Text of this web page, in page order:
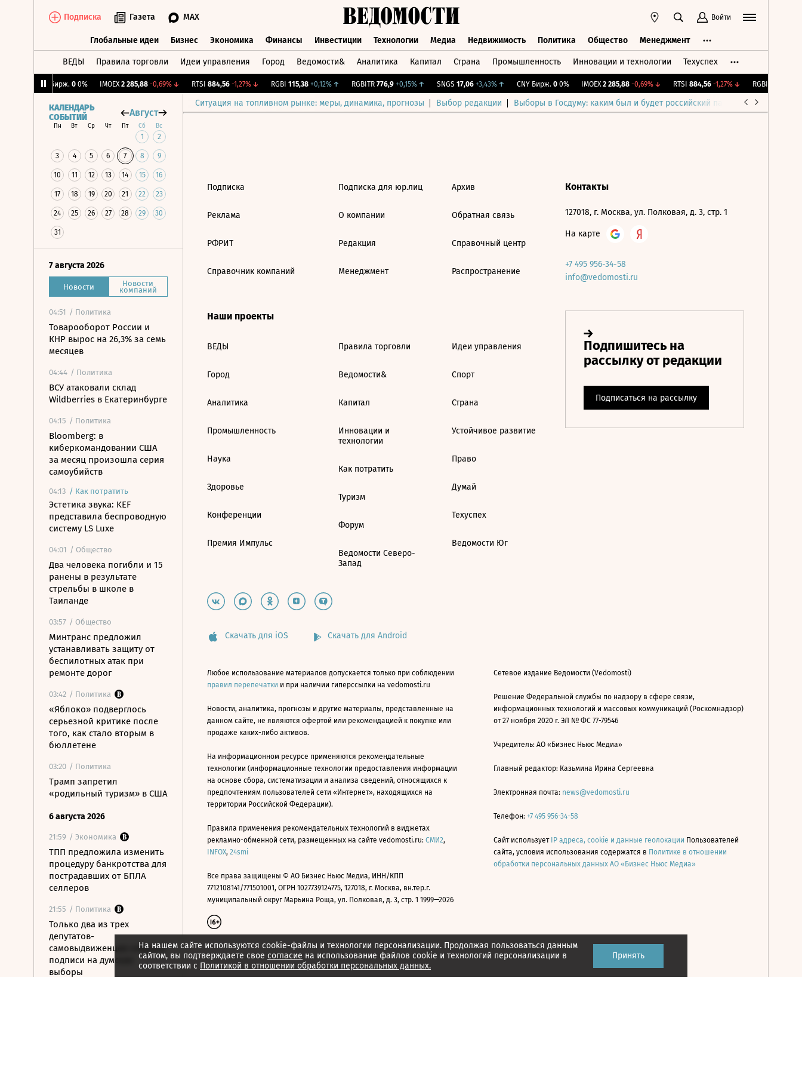
Подписка Газета MAX Войти
Глобальные идеи Бизнес Экономика Финансы Инвестиции Технологии Медиа Недвижимость Политика Общество Менеджмент
ВЕДЫ Правила торговли Идеи управления Город Ведомости& Аналитика Капитал Страна Промышленность Инновации и технологии Техуспех
CNY Бирж. 0 0% IMOEX 2 285,88 -0,69%↓ RTSI 884,56 -1,27%↓ RGBI 115,38 +0,12%↑ RGBITR 776,9 +0,15%↑ SNGS 17,06 +3,43%↑ CNY Бирж. 0 0% IMOEX 2 285,88 -0,69%↓ RTSI 884,56 -1,27%↓ RGBI 115,38
Ситуация на топливном рынке: меры, динамика, прогнозы Выбор редакции Выборы в Госдуму: каким был и будет российский парламент
КАЛЕНДАРЬ
СОБЫТИЙ
Август
Пн Вт Ср Чт Пт Сб Вс
1 2
3 4 5 6 7 8 9
10 11 12 13 14 15 16
17 18 19 20 21 22 23
24 25 26 27 28 29 30
31
7 августа 2026
Новости Новости
компаний
04:51 / Политика
Товарооборот России и
КНР вырос на 26,3% за семь
месяцев
04:44 / Политика
ВСУ атаковали склад
Wildberries в Екатеринбурге
04:15 / Политика
Bloomberg: в
киберкомандовании США
за месяц произошла серия
самоубийств
04:13 / Как потратить
Эстетика звука: KEF
представила беспроводную
систему LS Luxe
04:01 / Общество
Два человека погибли и 15
ранены в результате
стрельбы в школе в
Таиланде
03:57 / Общество
Минтранс предложил
устанавливать защиту от
беспилотных атак при
ремонте дорог
03:42 / Политика
«Яблоко» подверглось
серьезной критике после
того, как стало вторым в
бюллетене
03:20 / Политика
Трамп запретил
«родильный туризм» в США
6 августа 2026
21:59 / Экономика
ТПП предложила изменить
процедуру банкротства для
пострадавших от БПЛА
селлеров
21:55 / Политика
Только два из трех
депутатов-
самовыдвиженцев собрали
подписи на думские
выборы
На нашем сайте используются cookie-файлы и технологии персонализации. Продолжая пользоваться данным
сайтом, вы подтверждаете свое согласие на использование файлов cookie и технологий персонализации в
соответствии с Политикой в отношении обработки персональных данных.
Принять
Подписка
Реклама
РФРИТ
Справочник компаний
Подписка для юр.лиц
О компании
Редакция
Менеджмент
Архив
Обратная связь
Справочный центр
Распространение
Наши проекты
ВЕДЫ
Город
Аналитика
Промышленность
Наука
Здоровье
Конференции
Премия Импульс
Правила торговли
Ведомости&
Капитал
Инновации и
технологии
Как потратить
Туризм
Форум
Ведомости Северо-
Запад
Идеи управления
Спорт
Страна
Устойчивое развитие
Право
Думай
Техуспех
Ведомости Юг
Контакты
127018, г. Москва, ул. Полковая, д. 3, стр. 1
На карте
+7 495 956-34-58
info@vedomosti.ru
Скачать для iOS Скачать для Android
Любое использование материалов допускается только при соблюдении
правил перепечатки и при наличии гиперссылки на vedomosti.ru
Новости, аналитика, прогнозы и другие материалы, представленные на
данном сайте, не являются офертой или рекомендацией к покупке или
продаже каких-либо активов.
На информационном ресурсе применяются рекомендательные
технологии (информационные технологии предоставления информации
на основе сбора, систематизации и анализа сведений, относящихся к
предпочтениям пользователей сети «Интернет», находящихся на
территории Российской Федерации).
Правила применения рекомендательных технологий в виджетах
рекламно-обменной сети, размещенных на сайте vedomosti.ru: СМИ2,
INFOX, 24smi
Все права защищены © АО Бизнес Ньюс Медиа, ИНН/КПП
7712108141/771501001, ОГРН 1027739124775, 127018, г. Москва, вн.тер.г.
муниципальный округ Марьина Роща, ул. Полковая, д. 3, стр. 1 1999—2026
Сетевое издание Ведомости (Vedomosti)
Решение Федеральной службы по надзору в сфере связи,
информационных технологий и массовых коммуникаций (Роскомнадзор)
от 27 ноября 2020 г. ЭЛ № ФС 77-79546
Учредитель: АО «Бизнес Ньюс Медиа»
Главный редактор: Казьмина Ирина Сергеевна
Электронная почта: news@vedomosti.ru
Телефон: +7 495 956-34-58
Сайт использует IP адреса, cookie и данные геолокации Пользователей
сайта, условия использования содержатся в Политике в отношении
обработки персональных данных АО «Бизнес Ньюс Медиа»